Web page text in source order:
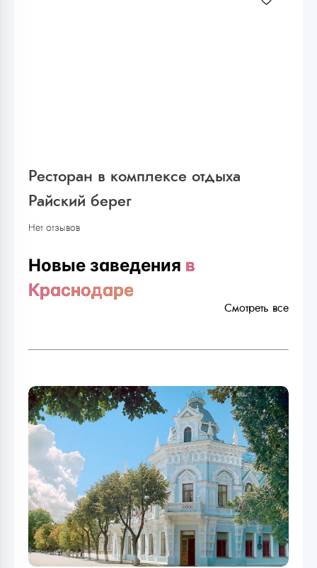
Ресторан в комплексе отдыха
Райский берег
Нет отзывов
Новые заведения в
Краснодаре
Смотреть все